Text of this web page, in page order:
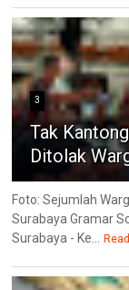
3
Tak
Ditolak
Foto: Sejumlah
Surabaya Gramar
Surabaya - Ke...